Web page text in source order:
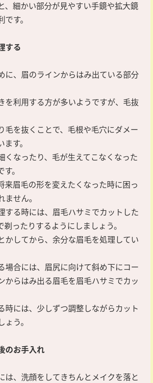
、細かい部分が見やすい手鏡や拡大鏡
す。
する
に、眉のラインからはみ出ている部分
を利用する方が多いようですが、毛抜
毛を抜くことで、毛根や毛穴にダメー
す。
くなったり、毛が生えてこなくなった
。
来眉毛の形を変えたくなった時に困っ
せん。
する時には、眉毛ハサミでカットした
剃ったりするようにしましょう。
かしてから、余分な眉毛を処理してい
場合には、眉尻に向けて斜め下にコー
からはみ出る眉毛を眉毛ハサミでカッ
時には、少しずつ調整しながらカット
う。
のお手入れ
は、洗顔をしてきちんとメイクを落と